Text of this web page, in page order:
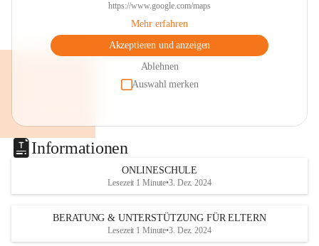
https://www.google.com/maps
Mehr erfahren
Akzeptieren und anzeigen
Ablehnen
Auswahl merken
Informationen
ONLINESCHULE
Lesezeit 1 Minute•3. Dez. 2024
BERATUNG & UNTERSTÜTZUNG FÜR ELTERN
Lesezeit 1 Minute•3. Dez. 2024